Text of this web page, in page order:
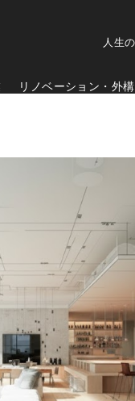
人生
リノベーション・外